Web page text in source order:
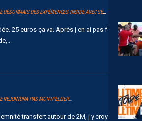
LE MHSC PROPOSE DÉSORMAIS DES EXPÉRIENCES INSIDE AVEC SERSOU
25 euros ça va. Après j en ai pas fait
REJOINDRA PAS MONTPELLIER…
transfert autour de 2M, j y croyais